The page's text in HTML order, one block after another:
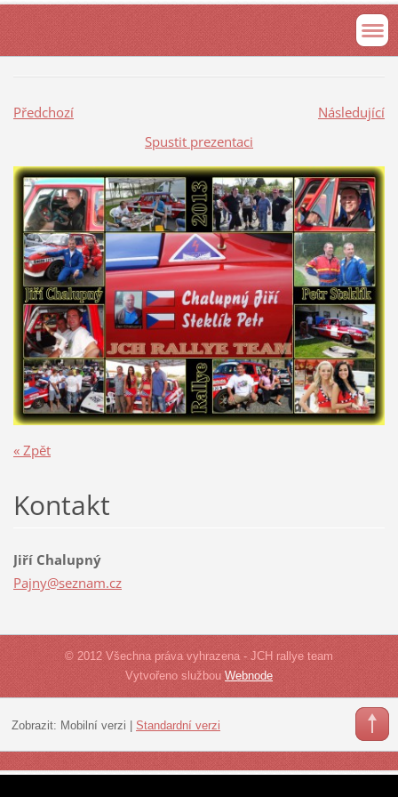
Předchozí
Následující
Spustit prezentaci
« Zpět
Kontakt
Jiří Chalupný
Pajny@seznam.cz
© 2012 Všechna práva vyhrazena - JCH rallye team
Vytvořeno službou Webnode
Zobrazit: Mobilní verzi | Standardní verzi